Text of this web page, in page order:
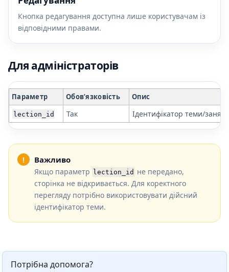
Кнопка редагування доступна лише користувачам із
відповідними правами.
Для адміністраторів
Параметр Обов’язковість Опис
lection_id Так Ідентифікатор теми/
Важливо
Якщо параметр lection_id не передано,
сторінка не відкривається. Для коректного
перегляду потрібно використовувати дійсний
ідентифікатор теми.
Потрібна допомога?